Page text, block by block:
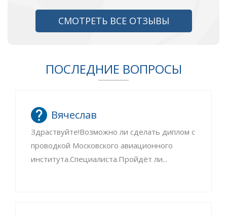
СМОТРЕТЬ ВСЕ ОТЗЫВЫ
ПОСЛЕДНИЕ ВОПРОСЫ
Вячеслав
Здраствуйте!Возможно ли сделать диплом с
проводкой Московского авиационного
института.Специалиста.Пройдёт ли...